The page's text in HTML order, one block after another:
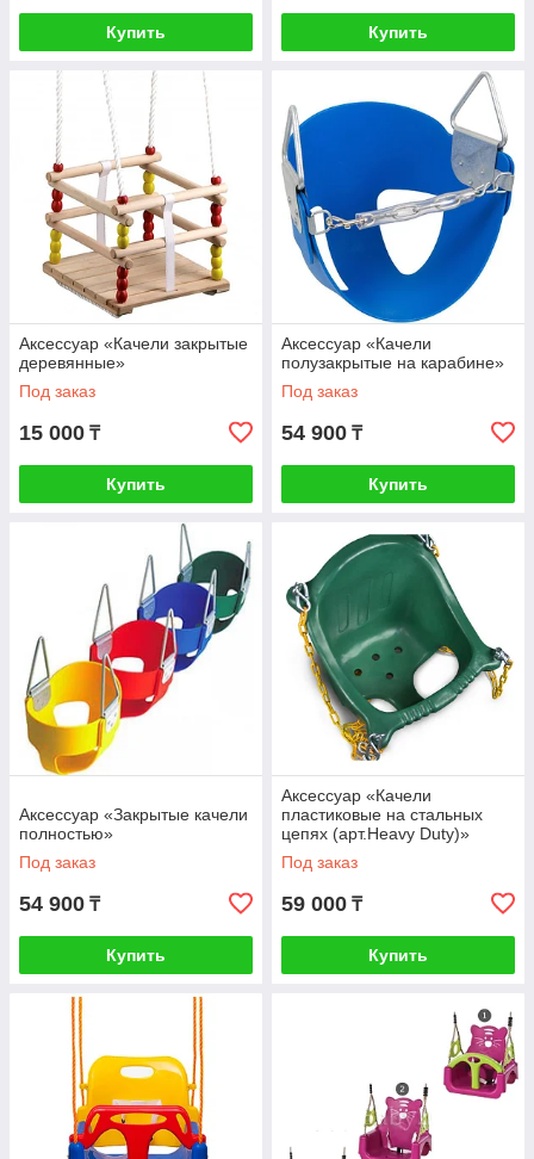
Купить Купить
Аксессуар «Качели закрытые
деревянные»
Под заказ
15 000 ₸
Купить
Аксессуар «Качели
полузакрытые на карабине»
Под заказ
54 900 ₸
Купить
Аксессуар «Закрытые качели
полностью»
Под заказ
54 900 ₸
Купить
Аксессуар «Качели
пластиковые на стальных
цепях (арт.Heavy Duty)»
Под заказ
59 000 ₸
Купить